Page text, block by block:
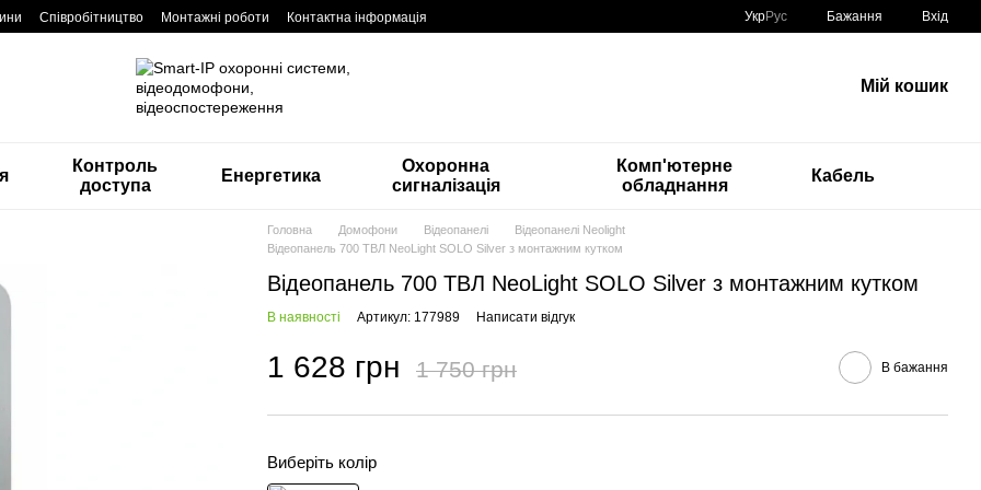
Співробітництво Монтажні роботи Контактна інформація УкрРус Бажання Вхід
Мій кошик
Контроль
доступа
Енергетика
Охоронна
сигналізація
Комп'ютерне
обладнання
Кабель
Головна Домофони Відеопанелі
Відеопанелі Neolight
Відеопанель 700 ТВЛ NeoLight SOLO Silver з монтажним кутком
Відеопанель 700 ТВЛ NeoLight SOLO Silver з монтажним кутком
В наявності Артикул: 177989 Написати відгук
1 628 грн 1 750 грн В бажання
Виберіть колір